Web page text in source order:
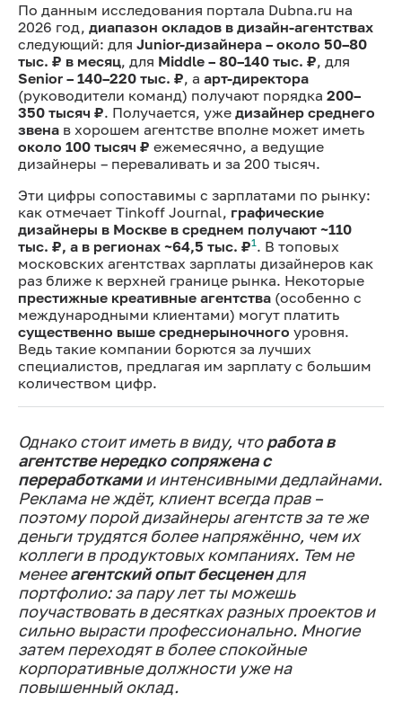
По данным исследования портала Dubna.ru на
2026 год, диапазон окладов в дизайн-агентствах
следующий: для Junior-дизайнера – около 50–80
тыс. ₽ в месяц, для Middle – 80–140 тыс. ₽, для
Senior – 140–220 тыс. ₽, а арт-директора
(руководители команд) получают порядка 200–
350 тысяч ₽. Получается, уже дизайнер среднего
звена в хорошем агентстве вполне может иметь
около 100 тысяч ₽ ежемесячно, а ведущие
дизайнеры – переваливать и за 200 тысяч.
Эти цифры сопоставимы с зарплатами по рынку:
как отмечает Tinkoff Journal, графические
дизайнеры в Москве в среднем получают ~110
тыс. ₽, а в регионах ~64,5 тыс. ₽1. В топовых
московских агентствах зарплаты дизайнеров как
раз ближе к верхней границе рынка. Некоторые
престижные креативные агентства (особенно с
международными клиентами) могут платить
существенно выше среднерыночного уровня.
Ведь такие компании борются за лучших
специалистов, предлагая им зарплату с большим
количеством цифр.
Однако стоит иметь в виду, чторабота в
агентстве нередко сопряжена с
переработкамии интенсивными дедлайнами.
Реклама не ждёт, клиент всегда прав –
поэтому порой дизайнеры агентств за те же
деньги трудятся более напряжённо, чем их
коллеги в продуктовых компаниях. Тем не
менееагентский опыт бесценендля
портфолио: за пару лет ты можешь
поучаствовать в десятках разных проектов и
сильно вырасти профессионально. Многие
затем переходят в более спокойные
корпоративные должности уже на
повышенный оклад.